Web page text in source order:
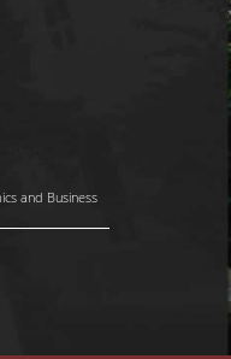
and Business